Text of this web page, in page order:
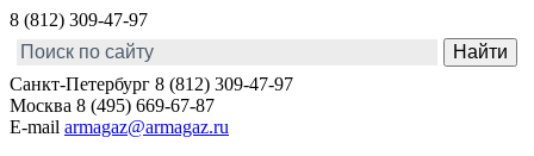
8 (812) 309-47-97
Санкт-Петербург 8 (812) 309-47-97
Москва 8 (495) 669-67-87
E-mail armagaz@armagaz.ru